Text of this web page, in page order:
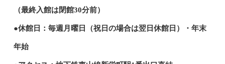
（最終入館は閉館30分前）
●休館日：毎週月曜日（祝日の場合は翌日休館日）・年末
年始